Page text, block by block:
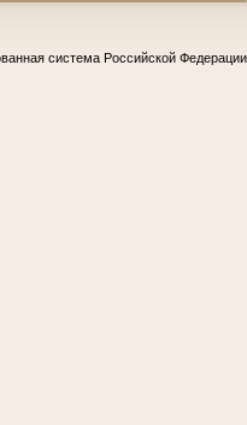
система Российской